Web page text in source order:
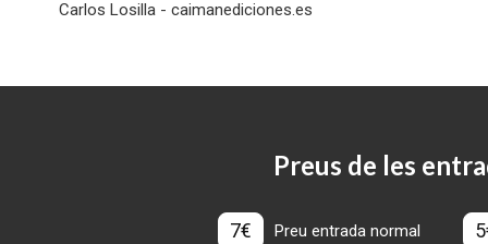
Carlos Losilla - caimanediciones.es
Preus de les
7€ Preu entrada normal